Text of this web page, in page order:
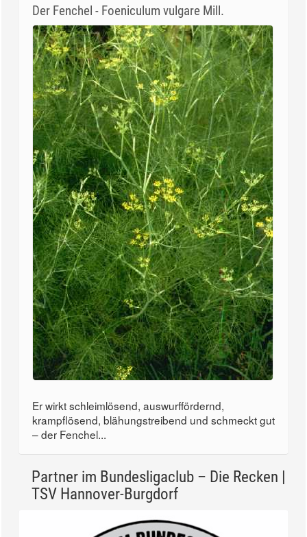
Der Fenchel - Foeniculum vulgare Mill.
Er wirkt schleimlösend, auswurffördernd,
krampflösend, blähungstreibend und schmeckt gut
– der Fenchel...
Partner im Bundesligaclub – Die Recken |
TSV Hannover-Burgdorf